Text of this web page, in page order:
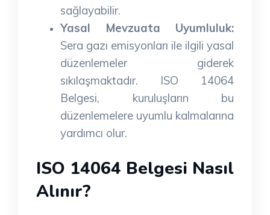
sağlayabilir.
Yasal Mevzuata Uyumluluk:
Sera gazı emisyonları ile ilgili yasal
düzenlemeler giderek
sıkılaşmaktadır. ISO 14064
Belgesi, kuruluşların bu
düzenlemelere uyumlu kalmalarına
yardımcı olur.
ISO 14064 Belgesi Nasıl
Alınır?